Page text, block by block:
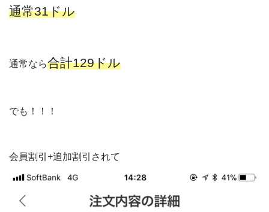
通常31ドル
通常なら合計129ドル
でも！！！
会員割引+追加割引されて